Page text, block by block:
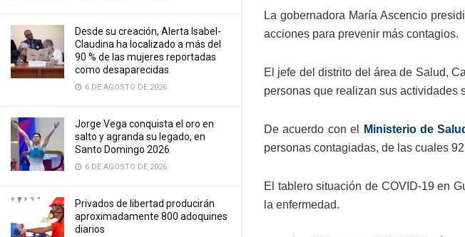
Desde su creación, Alerta Isabel-
Claudina ha localizado a más del
90 % de las mujeres reportadas
como desaparecidas
6 DE AGOSTO DE 2026
Jorge Vega conquista el oro en
salto y agranda su legado, en
Santo Domingo 2026
6 DE AGOSTO DE 2026
Privados de libertad producirán
aproximadamente 800 adoquines
diarios
La gobernadora María Ascencio
acciones para prevenir más contagios.
El jefe del distrito del área de Salud,
personas que realizan sus actividades
De acuerdo con el Ministerio de
personas contagiadas, de las cuales
El tablero situación de COVID-19 en
la enfermedad.